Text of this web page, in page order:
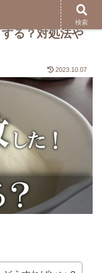
る？対処法や
2023.10.07
検索